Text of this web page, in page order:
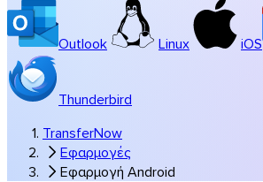
Outlook Linux iOS
Thunderbird
TransferNow
Εφαρμογές
Εφαρμογή Android